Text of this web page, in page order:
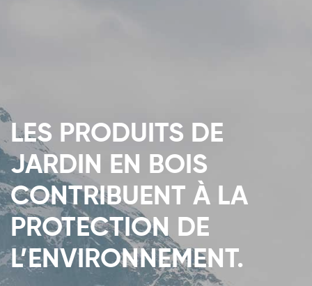
LES PRODUITS DE
JARDIN EN BOIS
CONTRIBUENT À LA
PROTECTION DE
L’ENVIRONNEMENT.